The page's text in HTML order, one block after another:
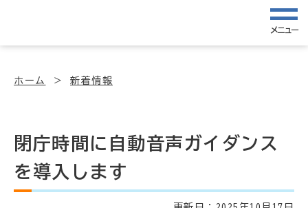
メニュー
ホーム 新着情報
閉庁時間に自動音声ガイダンス
を導入します